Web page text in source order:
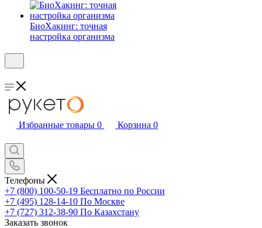
БиоХакинг: точная
настройка организма
Избранные товары 0 Корзина 0
Телефоны
+7 (800) 100-50-19 Бесплатно по России
+7 (495) 128-14-10 По Москве
+7 (727) 312-38-90 По Казахстану
Заказать звонок